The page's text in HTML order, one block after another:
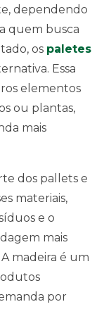
dependendo
quem busca
os paletes
Essa
elementos
ou plantas,
mais
dos pallets e
materiais,
e o
mais
madeira é um
por